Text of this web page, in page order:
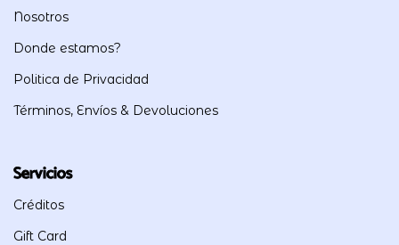
Nosotros
Donde estamos?
Politica de Privacidad
Términos, Envíos & Devoluciones
Servicios
Créditos
Gift Card